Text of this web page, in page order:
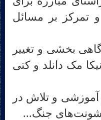
تمرکز بر مسائل
بخشی و تغییر
مک دانلد و کتی
آموزشی و تلاش در
جنگ...